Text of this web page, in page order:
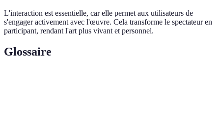
L'interaction est essentielle, car elle permet aux utilisateurs de
s'engager activement avec l'œuvre. Cela transforme le spectateur en
participant, rendant l'art plus vivant et personnel.
Glossaire